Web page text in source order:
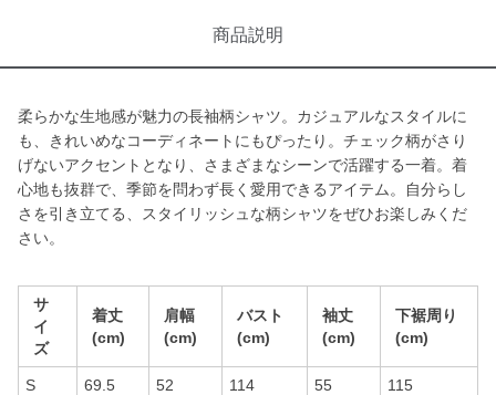
商品説明
柔らかな生地感が魅力の長袖柄シャツ。カジュアルなスタイルに
も、きれいめなコーディネートにもぴったり。チェック柄がさり
げないアクセントとなり、さまざまなシーンで活躍する一着。着
心地も抜群で、季節を問わず長く愛用できるアイテム。自分らし
さを引き立てる、スタイリッシュな柄シャツをぜひお楽しみくだ
さい。
サ
イ
ズ
着丈
(cm)
肩幅
(cm)
バスト
(cm)
袖丈
(cm)
下裾周り
(cm)
S 69.5 52 114 55 115